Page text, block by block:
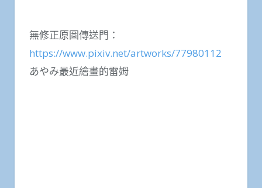
無修正原圖傳送門：
https://www.pixiv.net/artworks/77980112
あやみ最近繪畫的雷姆